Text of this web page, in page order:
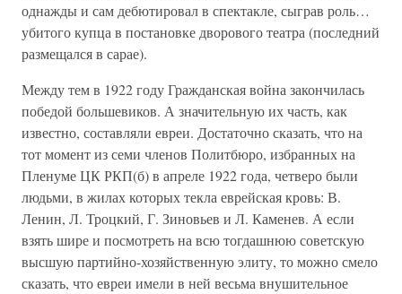
однажды и сам дебютировал в спектакле, сыграв роль…
убитого купца в постановке дворового театра (последний
размещался в сарае).
Между тем в 1922 году Гражданская война закончилась
победой большевиков. А значительную их часть, как
известно, составляли евреи. Достаточно сказать, что на
тот момент из семи членов Политбюро, избранных на
Пленуме ЦК РКП(б) в апреле 1922 года, четверо были
людьми, в жилах которых текла еврейская кровь: В.
Ленин, Л. Троцкий, Г. Зиновьев и Л. Каменев. А если
взять шире и посмотреть на всю тогдашнюю советскую
высшую партийно-хозяйственную элиту, то можно смело
сказать, что евреи имели в ней весьма внушительное